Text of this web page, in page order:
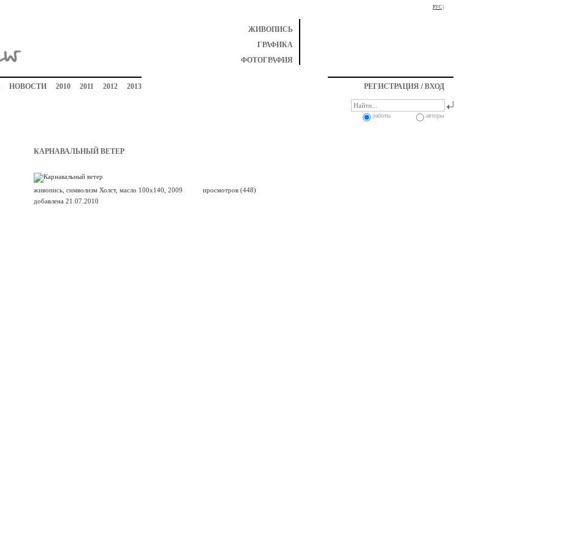
РУС
ЖИВОПИСЬ
ГРАФИКА
ФОТОГРАФИЯ
НОВОСТИ 2010 2011 2012 2013 РЕГИСТРАЦИЯ /ВХОД
работы авторы
КАРНАВАЛЬНЫЙ ВЕТЕР
просмотров (448)
живопись, символизм Холст, масло 100х140, 2009
добавлена 21.07.2010